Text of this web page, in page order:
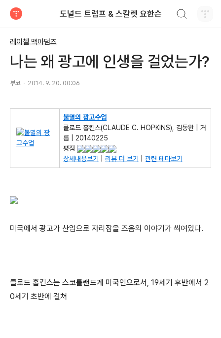
도널드 트럼프 & 스칼렛 요한슨
레이첼 맥아덤즈
나는 왜 광고에 인생을 걸었는가?
부코 2014. 9. 20. 00:06
불멸의 광고수업
클로드 홉킨스(CLAUDE C. HOPKINS), 김동완 | 거
름 | 20140225
평점
상세내용보기
리뷰 더 보기 관련 테마보기
미국에서 광고가 산업으로 자리잡을 즈음의 이야기가 씌여있다.
클로드 홉킨스는 스코틀랜드계 미국인으로서, 19세기 후반에서 2
0세기 초반에 걸쳐